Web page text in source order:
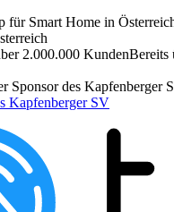
Bereits
Kapfenberger SV